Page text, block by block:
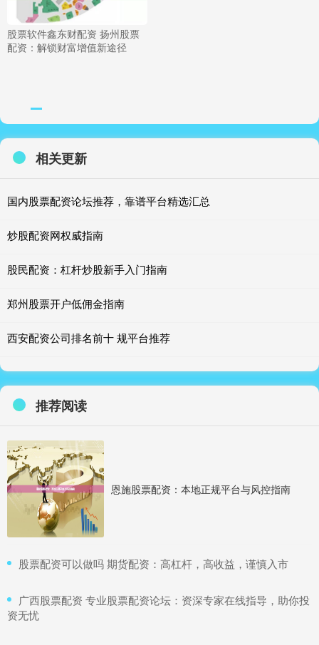
股票软件鑫东财配资 扬州股票
配资：解锁财富增值新途径
相关更新
国内股票配资论坛推荐，靠谱平台精选汇总
炒股配资网权威指南
股民配资：杠杆炒股新手入门指南
郑州股票开户低佣金指南
西安配资公司排名前十 规平台推荐
推荐阅读
恩施股票配资：本地正规平台与风控指南
​股票配资可以做吗 期货配资：高杠杆，高收益，谨慎入市
​广西股票配资 专业股票配资论坛：资深专家在线指导，助你投
资无忧